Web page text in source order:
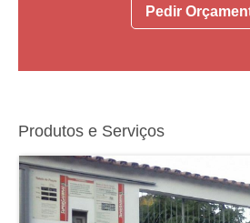
Pedir
Produtos e Serviços